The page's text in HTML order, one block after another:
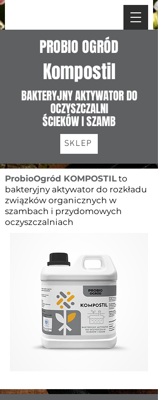
PROBIO OGRÓD
Kompostil
BAKTERYJNY AKTYWATOR DO
OCZYSZCZALNI
ŚCIEKÓW I SZAMB
SKLEP
ProbioOgród KOMPOSTIL to
bakteryjny aktywator do rozkładu
związków organicznych w
szambach i przydomowych
oczyszczalniach